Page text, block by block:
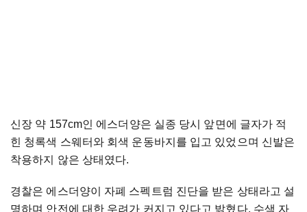
신장 약 157cm인 에스더양은 실종 당시 앞면에 글자가 적
힌 청록색 스웨터와 회색 운동바지를 입고 있었으며 신발은
착용하지 않은 상태였다.
경찰은 에스더양이 자폐 스펙트럼 진단을 받은 상태라고 설
명하며 안전에 대한 우려가 커지고 있다고 밝혔다. 수색 자